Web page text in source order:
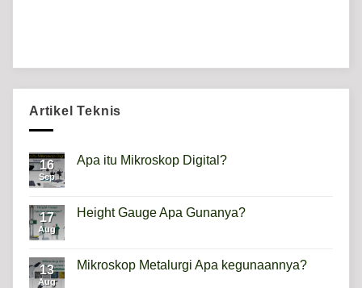
Artikel Teknis
16
Sep
Apa itu Mikroskop Digital?
Apa
itu
17
Aug
Height Gauge Apa Gunanya?
Height
Gauge
13
Aug
Mikroskop Metalurgi Apa kegunaannya?